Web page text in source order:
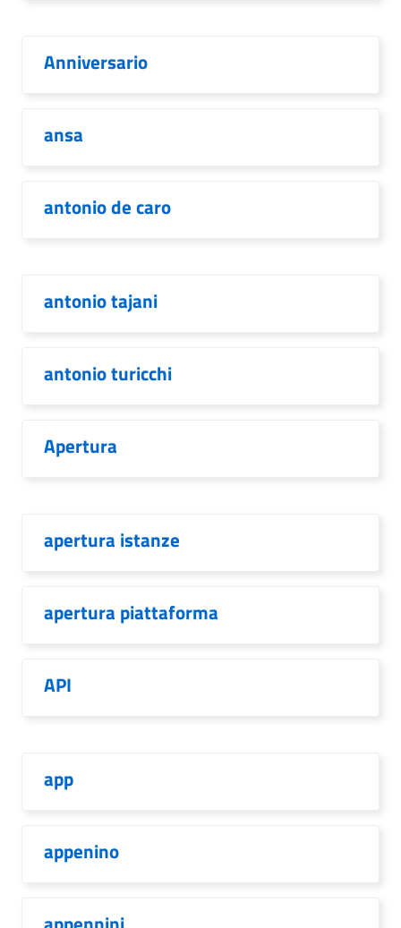
Anniversario
ansa
antonio de caro
antonio tajani
antonio turicchi
Apertura
apertura istanze
apertura piattaforma
API
app
appenino